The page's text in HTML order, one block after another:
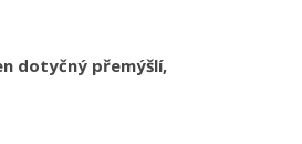
dotyčný přemýšlí,